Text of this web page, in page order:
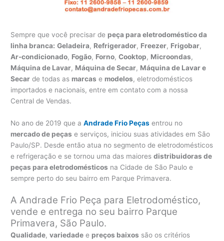
Sempre que você precisar de peça para eletrodoméstico da
linha branca: Geladeira, Refrigerador, Freezer, Frigobar,
Ar-condicionado, Fogão, Forno,Cooktop, Microondas,
Máquina de Lavar, Máquina de Secar, Máquina de Lavar e
Secar de todas as marcas e modelos, eletrodomésticos
importados e nacionais, entre em contato com a nossa
Central de Vendas.
No ano de 2019 que aAndrade Frio Peças entrou no
mercado de peças e serviços, iniciou suas atividades em São
Paulo/SP. Desde então atua no segmento de eletrodomésticos
e refrigeração e se tornou uma das maioresdistribuidoras de
peças para eletrodomésticos na Cidade de São Paulo e
sempre perto do seu bairro em Parque Primavera.
A Andrade Frio Peça para Eletrodoméstico,
vende e entrega no seu bairro Parque
Primavera, São Paulo.
Qualidade,variedade e preços baixos são os critérios